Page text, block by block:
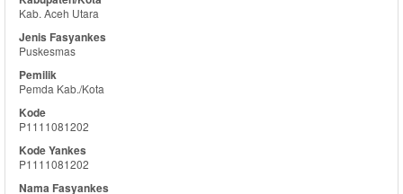
Kab. Aceh Utara
Puskesmas
Pemda Kab./Kota
P1111081202
P1111081202